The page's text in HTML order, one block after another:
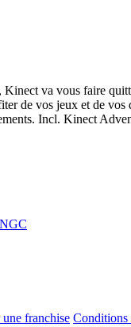
va vous faire
de vos jeux et de
Incl. Kinect
NGC
franchise Conditions